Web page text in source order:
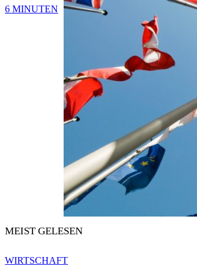
6 MINUTEN
MEIST GELESEN
WIRTSCHAFT